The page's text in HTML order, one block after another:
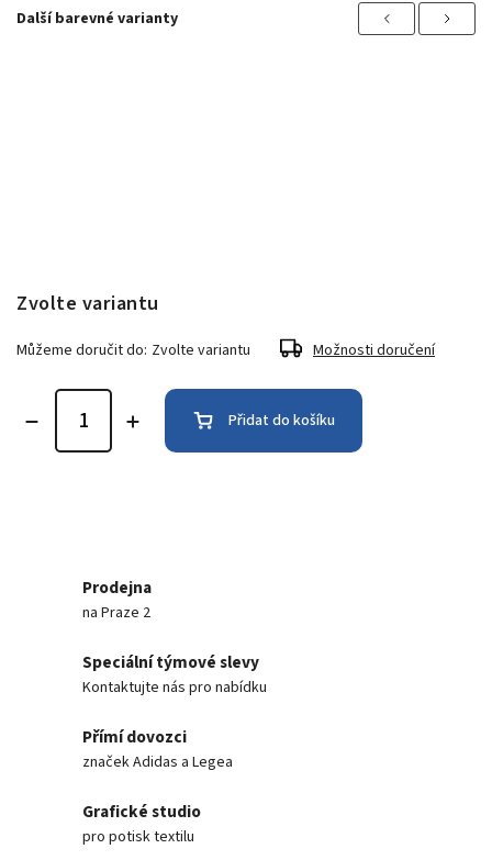
Previous Next
Zvolte variantu
Můžeme doručit do: Zvolte variantu Možnosti doručení
Přidat do košíku
Prodejna
na Praze 2
Speciální týmové slevy
Kontaktujte nás pro nabídku
Přímí dovozci
značek Adidas a Legea
Grafické studio
pro potisk textilu